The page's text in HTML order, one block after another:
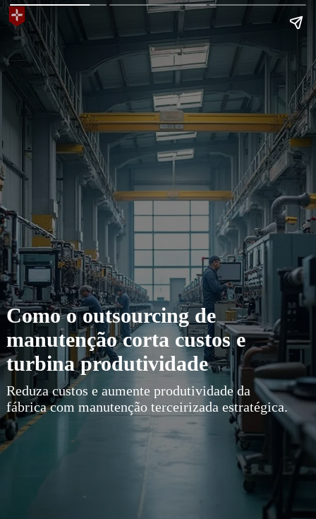
Como o outsourcing de
manutenção corta custos e
turbina produtividade
Reduza custos e aumente produtividade da
fábrica com manutenção terceirizada estratégica.